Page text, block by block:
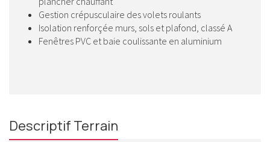
Gestion crépusculaire des volets roulants
Isolation renforçée murs, sols et plafond, classé A
Fenêtres PVC et baie coulissante en aluminium
Descriptif Terrain